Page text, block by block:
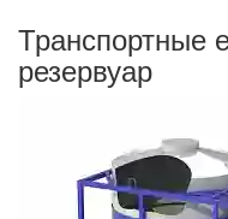
Транспортные
резервуар